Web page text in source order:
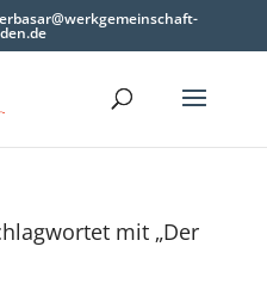
mit „Der